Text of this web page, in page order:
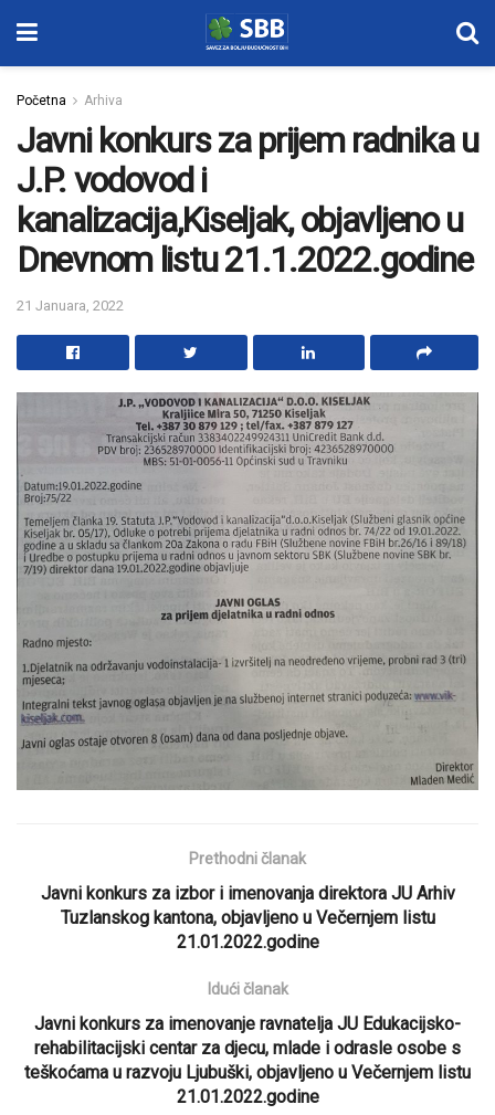
Početna Arhiva
Javni konkurs za prijem radnika u
J.P. vodovod i
kanalizacija,Kiseljak, objavljeno u
Dnevnom listu 21.1.2022.godine
21 Januara, 2022
Prethodni članak
Javni konkurs za izbor i imenovanja direktora JU Arhiv
Tuzlanskog kantona, objavljeno u Večernjem listu
21.01.2022.godine
Idući članak
Javni konkurs za imenovanje ravnatelja JU Edukacijsko-
rehabilitacijski centar za djecu, mlade i odrasle osobe s
teškoćama u razvoju Ljubuški, objavljeno u Večernjem listu
21.01.2022.godine